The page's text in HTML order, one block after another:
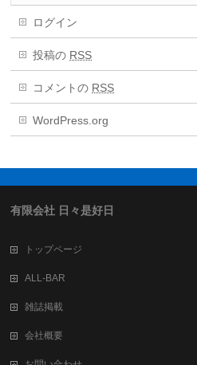
ログイン
投稿の RSS
コメントの RSS
WordPress.org
有限会社 日々是好日
トップページ
ALL-BAR
雑誌掲載
会社概要